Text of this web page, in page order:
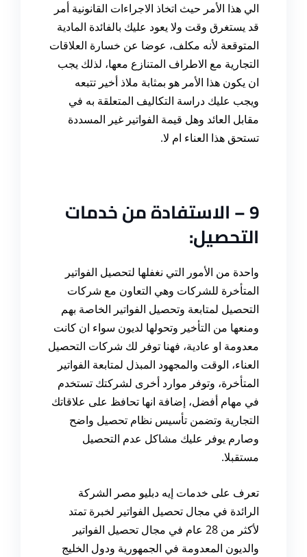
الي هذا الأمر حيث اتخاذ الاجراءات القانونية أمر
قد يستغرق وقت ولا يعود عليك بالفائدة المادية
المتوقعة لأنه مكلف، عوضا عن خسارة العلاقات
التجارية مع الاطراف المتنازع معها، لذلك يجب
ان يكون هذا الأمر هو بمثابة ملاذ أخير تتبعه
ويجب عليك دراسة التكاليف المتعلقة به في
مقابل العائد وهل قيمة الفواتير غير المسددة
تستحق هذا العناء ام لا.
9 – الاستفادة من خدمات
التحصيل:
واحدة من الأمور التي نغفلها لتحصيل الفواتير
المتأخرة للشركات وهي التعاون مع شركات
التحصيل لمتابعة وتحصيل الفواتير الخاصة بهم
ومنعها من التأخير وتحولها لديون سواء ان كانت
معدومة او عادية، فهنا توفر لك شركات التحصيل
العناء، الوقت والمجهود المبذل لمتابعة الفواتير
المتأخرة، وتوفر موارد أخرى لشركتك تستخدم
في مهام أفضل، إضافة انها تحافظ على علاقاتك
التجارية وتضمن تأسيس نظام تحصيل واضح
وصارم يوفر عليك مشاكل عدم التحصيل
مستقبلا.
تعرف على خدمات إيه دبليو مصر الشركة
الرائدة في مجال تحصيل الفواتير لخبرة تمتد
لأكثر من عام في مجال تحصيل الفواتير
والديون المعدومة في الجمهورية ودول الخليج